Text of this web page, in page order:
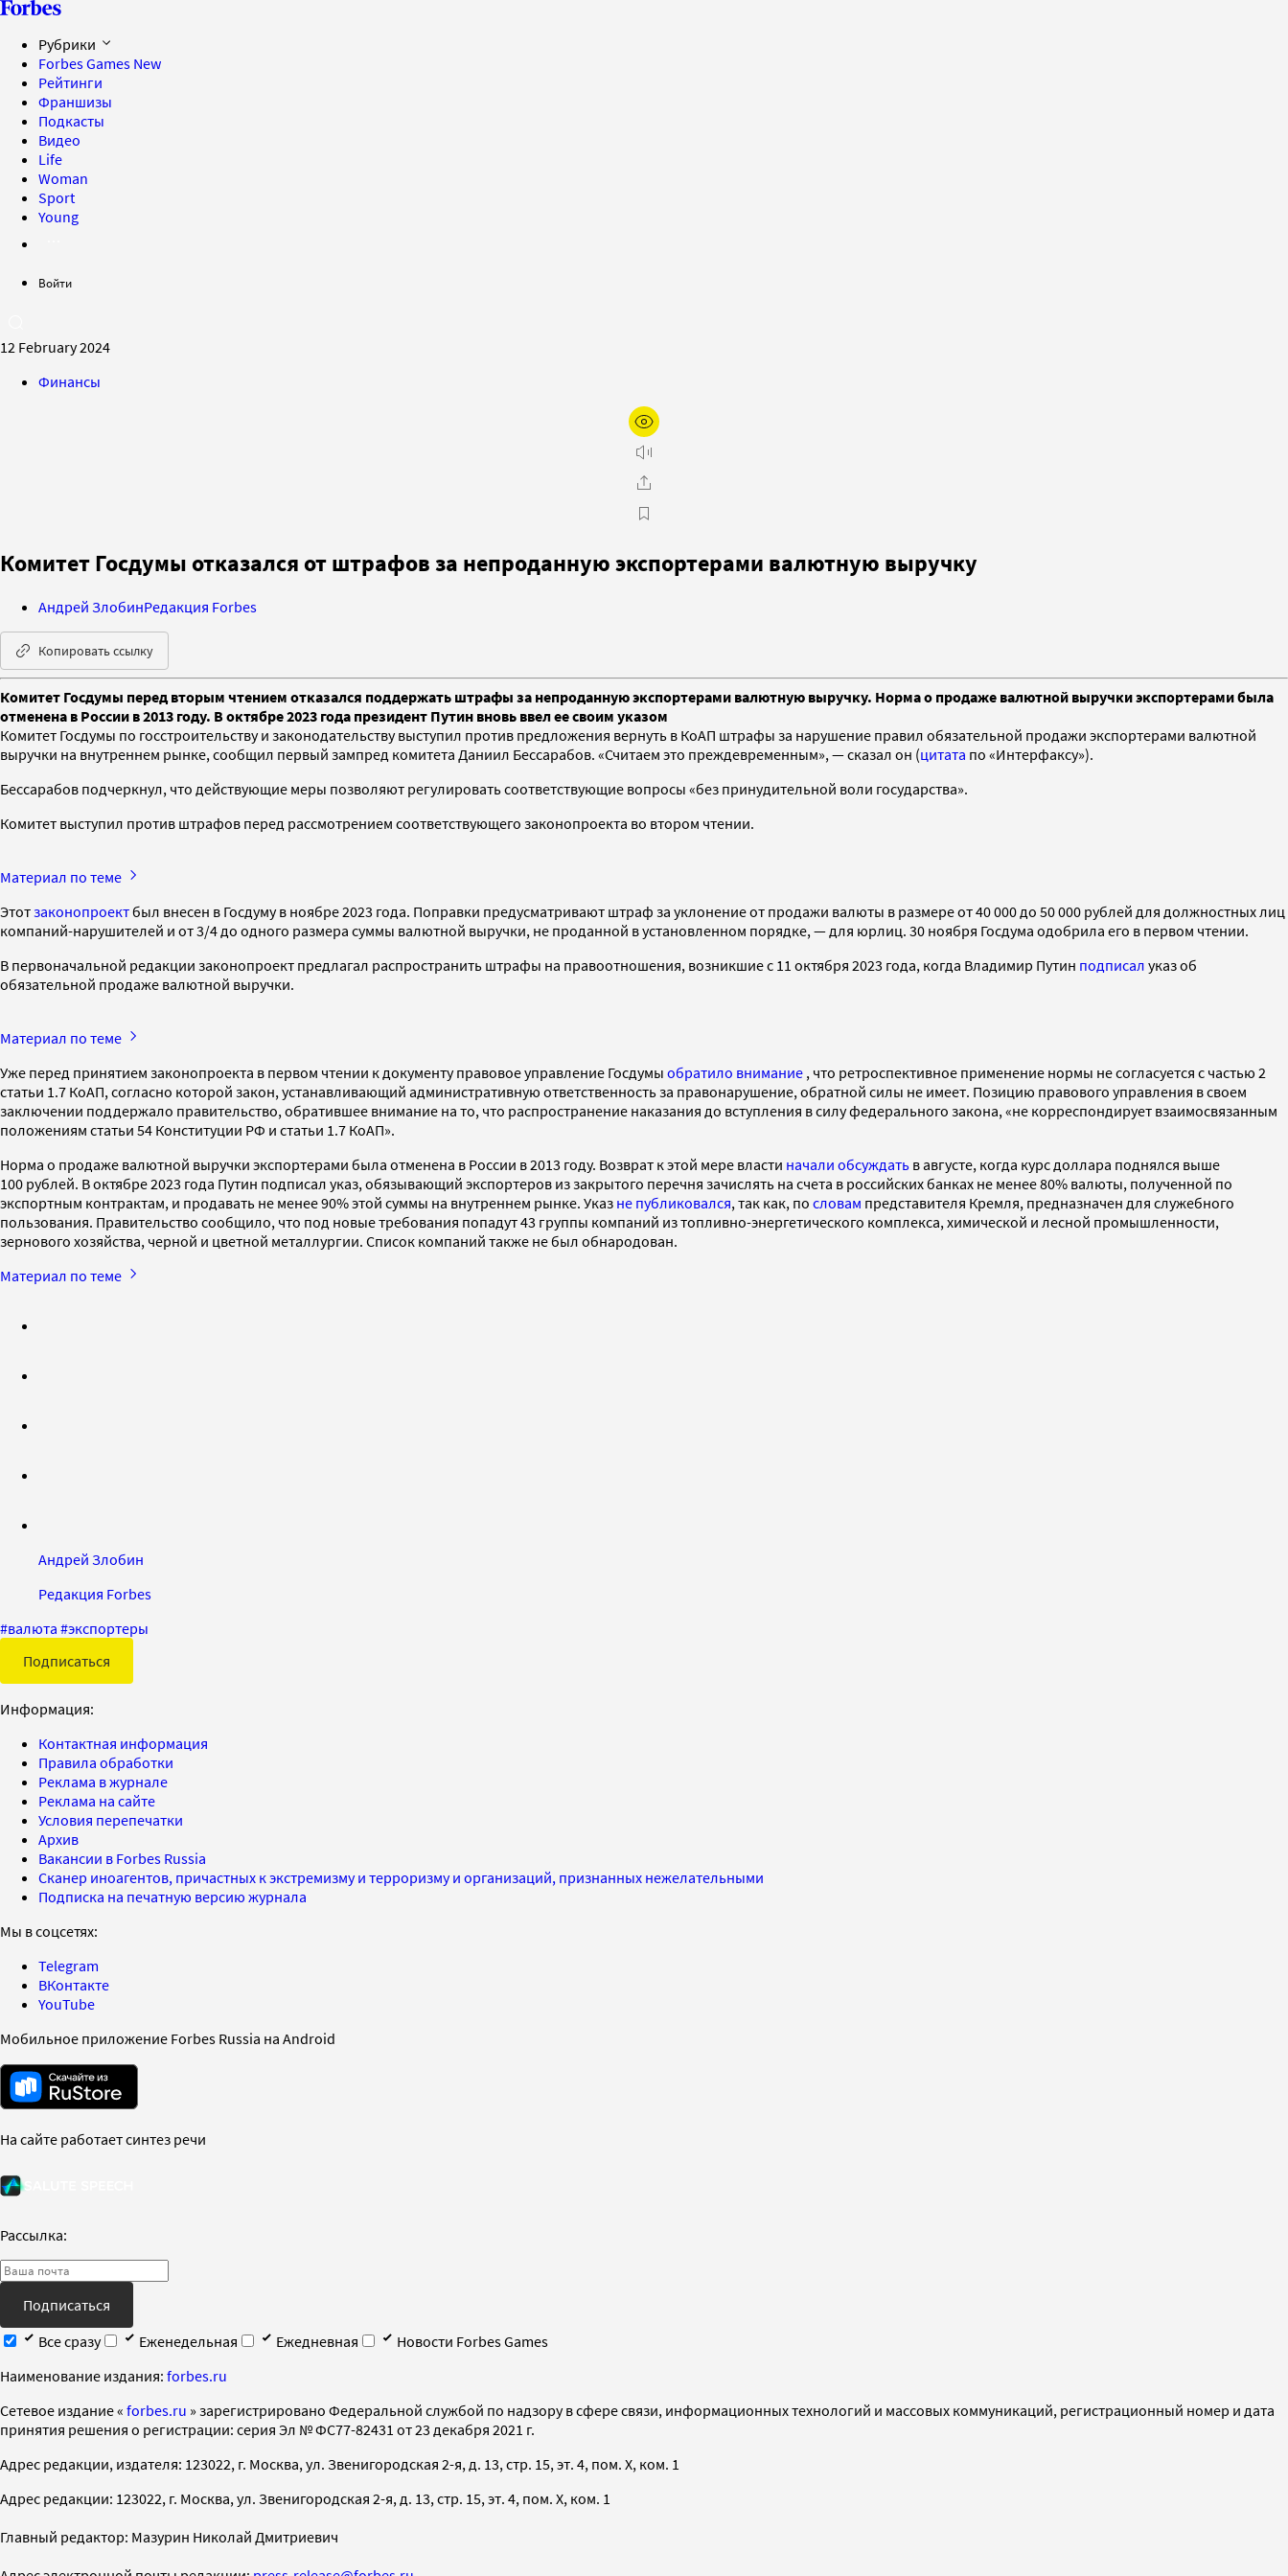
Рубрики
Forbes Games New
Рейтинги
Франшизы
Подкасты
Видео
Life
Woman
Sport
Young
Войти
12 February 2024
Финансы
Комитет Госдумы отказался от штрафов за непроданную экспортерами валютную выручку
Андрей ЗлобинРедакция Forbes
Копировать ссылку
Комитет Госдумы перед вторым чтением отказался поддержать штрафы за непроданную экспортерами валютную выручку. Норма о продаже валютной выручки экспортерами была
отменена в России в 2013 году. В октябре 2023 года президент Путин вновь ввел ее своим указом
Комитет Госдумы по госстроительству и законодательству выступил против предложения вернуть в КоАП штрафы за нарушение правил обязательной продажи экспортерами валютной
выручки на внутреннем рынке, сообщил первый зампред комитета Даниил Бессарабов. «Считаем это преждевременным», — сказал он (цитата по «Интерфаксу»).
Бессарабов подчеркнул, что действующие меры позволяют регулировать соответствующие вопросы «без принудительной воли государства».
Комитет выступил против штрафов перед рассмотрением соответствующего законопроекта во втором чтении.
Материал по теме
Этотзаконопроектбыл внесен в Госдуму в ноябре 2023 года. Поправки предусматривают штраф за уклонение от продажи валюты в размере от 40 000 до 50 000 рублей для должностных лиц
компаний-нарушителей и от 3/4 до одного размера суммы валютной выручки, не проданной в установленном порядке, — для юрлиц. 30 ноября Госдума одобрила его в первом чтении.
В первоначальной редакции законопроект предлагал распространить штрафы на правоотношения, возникшие с 11 октября 2023 года, когда Владимир Путин подписал указ об
обязательной продаже валютной выручки.
Материал по теме
Уже перед принятием законопроекта в первом чтении к документу правовое управление Госдумы обратило внимание , что ретроспективное применение нормы не согласуется с частью 2
статьи 1.7 КоАП, согласно которой закон, устанавливающий административную ответственность за правонарушение, обратной силы не имеет. Позицию правового управления в своем
заключении поддержало правительство, обратившее внимание на то, что распространение наказания до вступления в силу федерального закона, «не корреспондирует взаимосвязанным
положениям статьи 54 Конституции РФ и статьи 1.7 КоАП».
Норма о продаже валютной выручки экспортерами была отменена в России в 2013 году. Возврат к этой мере власти начали обсуждать в августе, когда курс доллара поднялся выше
100 рублей. В октябре 2023 года Путин подписал указ, обязывающий экспортеров из закрытого перечня зачислять на счета в российских банках не менее 80% валюты, полученной по
экспортным контрактам, и продавать не менее 90% этой суммы на внутреннем рынке. Указ не публиковался, так как, по словам представителя Кремля, предназначен для служебного
пользования. Правительство сообщило, что под новые требования попадут 43 группы компаний из топливно-энергетического комплекса, химической и лесной промышленности,
зернового хозяйства, черной и цветной металлургии. Список компаний также не был обнародован.
Материал по теме
Андрей Злобин
Редакция Forbes
#валюта #экспортеры
Подписаться
Информация:
Контактная информация
Правила обработки
Реклама в журнале
Реклама на сайте
Условия перепечатки
Архив
Вакансии в Forbes Russia
Сканер иноагентов, причастных к экстремизму и терроризму и организаций, признанных нежелательными
Подписка на печатную версию журнала
Мы в соцсетях:
Telegram
ВКонтакте
YouTube
Мобильное приложение Forbes Russia на Android
На сайте работает синтез речи
Рассылка:
Подписаться
Все сразу
Еженедельная Ежедневная
Новости Forbes Games
Наименование издания: forbes.ru
Cетевое издание « forbes.ru » зарегистрировано Федеральной службой по надзору в сфере связи, информационных технологий и массовых коммуникаций, регистрационный номер и дата
принятия решения о регистрации: серия Эл № ФС77-82431 от 23 декабря 2021 г.
Адрес редакции, издателя: 123022, г. Москва, ул. Звенигородская 2-я, д. 13, стр. 15, эт. 4, пом. X, ком. 1
Адрес редакции: 123022, г. Москва, ул. Звенигородская 2-я, д. 13, стр. 15, эт. 4, пом. X, ком. 1
Главный редактор: Мазурин Николай Дмитриевич